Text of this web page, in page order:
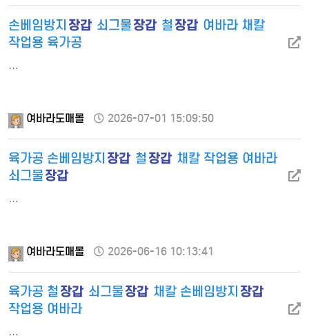
손베임방지 장갑 쇠그물장갑 철 장갑 여바라 채칼
작업용 육가공
…
여바라도매몰 2026-07-01 15:09:50
육가공 손베임방지 장갑 철 장갑 채칼 작업용 여바라
쇠그물장갑
…
여바라도매몰 2026-06-16 10:13:41
육가공 철 장갑 쇠그물장갑 채칼 손베임방지 장갑
작업용 여바라
…